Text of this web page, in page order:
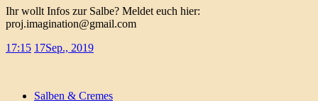
Ihr wollt Infos zur Salbe? Meldet euch hier:
proj.imagination@gmail.com
17:15 17Sep., 2019
Salben & Cremes